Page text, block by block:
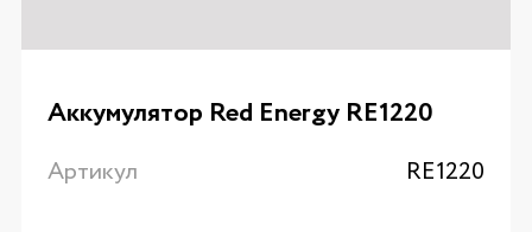
Аккумулятор Red Energy RE1220
Артикул RE1220